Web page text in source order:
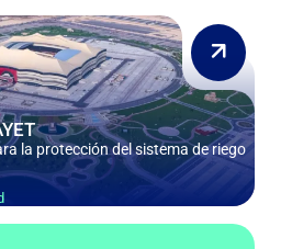
la protección del sistema de riego